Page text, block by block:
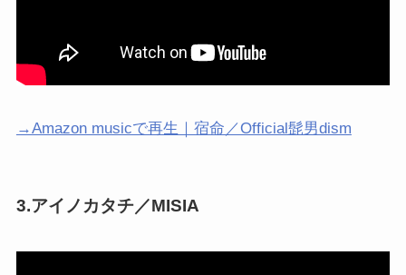
→Amazon musicで再生｜宿命／Official髭男dism
3.アイノカタチ／MISIA